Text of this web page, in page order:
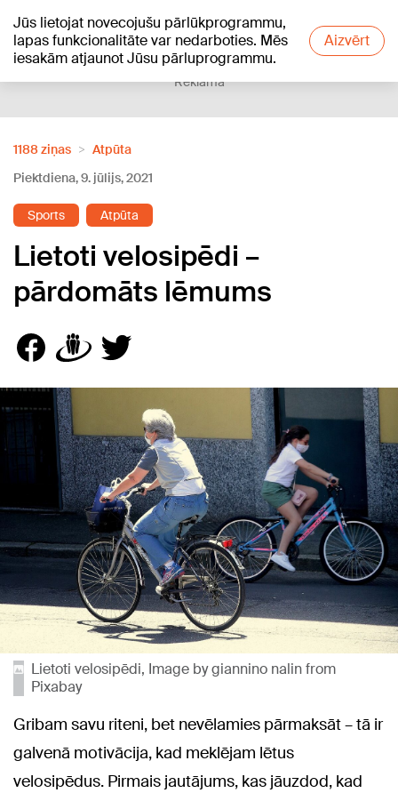
Jūs lietojat novecojušu pārlūkprogrammu,
lapas funkcionalitāte var nedarboties. Mēs
iesakām atjaunot Jūsu pārluprogrammu.
Aizvērt
+22°C
Reklāma
1188 ziņas
Atpūta
Piektdiena, 9. jūlijs, 2021
Sports Atpūta
Lietoti velosipēdi –
pārdomāts lēmums
Lietoti velosipēdi, Image by giannino nalin from
Pixabay
Gribam savu riteni, bet nevēlamies pārmaksāt – tā ir
galvenā motivācija, kad meklējam lētus
velosipēdus. Pirmais jautājums, kas jāuzdod, kad